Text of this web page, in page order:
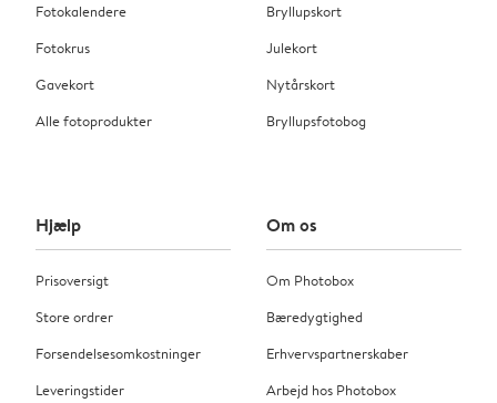
Fotokalendere
Fotokrus
Gavekort
Alle fotoprodukter
Bryllupskort
Julekort
Nytårskort
Bryllupsfotobog
Hjælp
Prisoversigt
Store ordrer
Forsendelsesomkostninger
Leveringstider
Om os
Om Photobox
Bæredygtighed
Erhvervspartnerskaber
Arbejd hos Photobox